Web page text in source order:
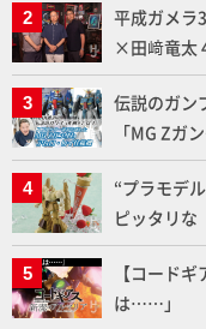
平成ガメラ
×田﨑竜太
メラ永久保
伝説のガン
「MG Zガ
ふたたび塗
“プラモデ
ピッタリな
作【ガンダ
【コード
は……」